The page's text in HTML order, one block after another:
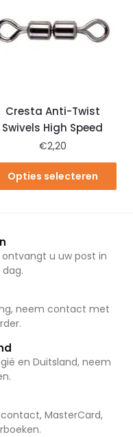
Cresta Anti-Twist
Swivels High Speed
€2,20
Opties selecteren
u uw post in
neem contact met
en Duitsland, neem
MasterCard,